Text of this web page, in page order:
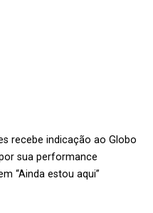
recebe indicação ao Globo
sua performance
“Ainda estou aqui”